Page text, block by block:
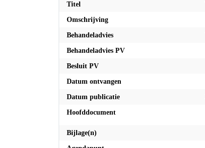
Titel
Omschrijving
Behandeladvies
Behandeladvies PV
Besluit PV
Datum ontvangen
Datum publicatie
Hoofddocument
Bijlage(n)